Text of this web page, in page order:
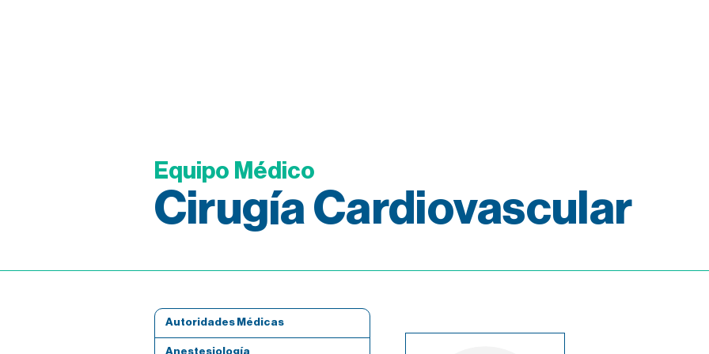
Equipo Médico
Cirugía Cardiovascular
Autoridades Médicas
Anestesiología